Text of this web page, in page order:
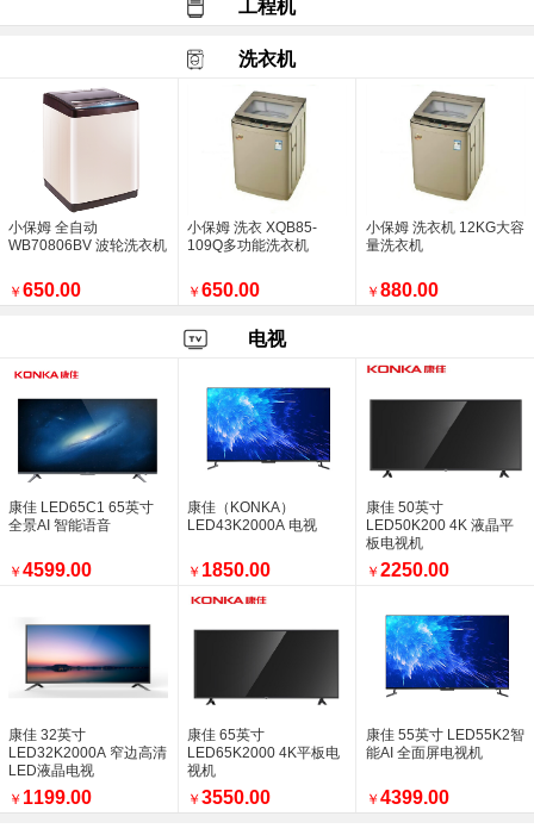
选中央空调别只盯着价格，还有更重要的
致尊贵的美的中央空调理想家一拖五用户
中央空调现场安装照片
西安如家精选钟楼店空调施工中
美的集团连续十年入选《财富》世界500强
西安高新尊贵一方空调新风项目
销售喜报，西安盛福远商贸有限公司美的中央
跃升31位，位列246位！ 美的集团连续
销售美的大多联9拖198
美的空气能热泵 美的采暖 销量再创新高
空调风量越大越好吗？
西安盛福远商贸工作人员到西安市长安区现场
销售空调多联机组及空气能热水设备
西安市雁塔区西派樘樾小区空调安装已完工
一样的空调，不一样的效果
美的理想家一拖四价格调整
工程机
洗衣机
小保姆 全自动
WB70806BV 波轮洗衣机
￥650.00
小保姆 洗衣 XQB85-
109Q多功能洗衣机
￥650.00
小保姆 洗衣机 12KG大容
量洗衣机
￥ 880.00
电视
康佳 LED65C1 65英寸
全景AI 智能语音
￥4599.00
康佳 32英寸
LED32K2000A 窄边高清
LED液晶电视
￥ 1199.00
康佳（KONKA）
LED43K2000A 电视
￥ 1850.00
康佳 65英寸
LED65K2000 4K平板电
视机
￥3550.00
康佳 50英寸
LED50K200 4K 液晶平
板电视机
￥ 2250.00
康佳 55英寸 LED55K2智
能AI 全面屏电视机
￥ 4399.00